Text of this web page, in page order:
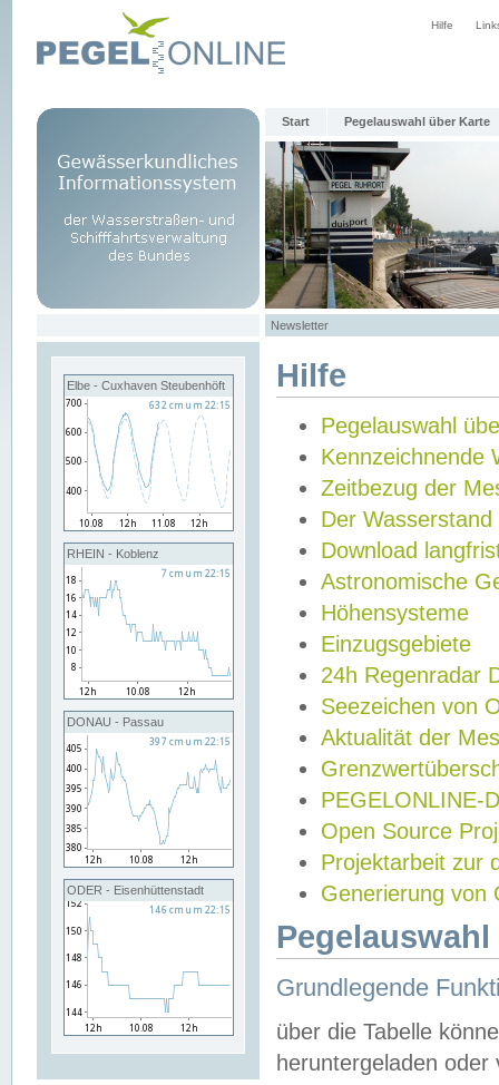
Hilfe
Start Pegelauswahl über Karte
Newsletter
Elbe - Cuxhaven Steubenhöft
RHEIN - Koblenz
DONAU - Passau
ODER - Eisenhüttenstadt
Hilfe
Pegelauswahl
Kennzeichnende
Zeitbezug der
Der Wasserstand
Download
Astronomische
Höhensysteme
Einzugsgebiete
24h Regenradar
Seezeichen von
Aktualität der
PEGELONLINE-
Open Source
Projektarbeit zur
Generierung von
Grundlegende
über die Tabelle
heruntergeladen oder